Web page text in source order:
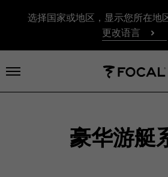
选择国家或地区，显示您所在地
更改语言
打开菜单
豪华游艇